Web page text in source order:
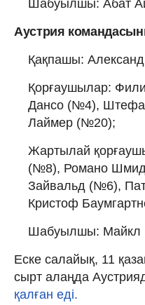
Шабуылшы: Абат
Аустрия
Қақпашы:
Қорғаушылар:
Дансо (№4),
Лаймер (№20);
Жартылай
(№8), Романо
Зайвальд (№6),
Кристоф
Шабуылшы: Майкл
Еске салайық, 11
сырт алаңда
қалған еді.